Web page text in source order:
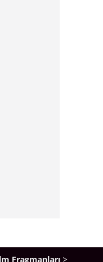
Fragmanları >